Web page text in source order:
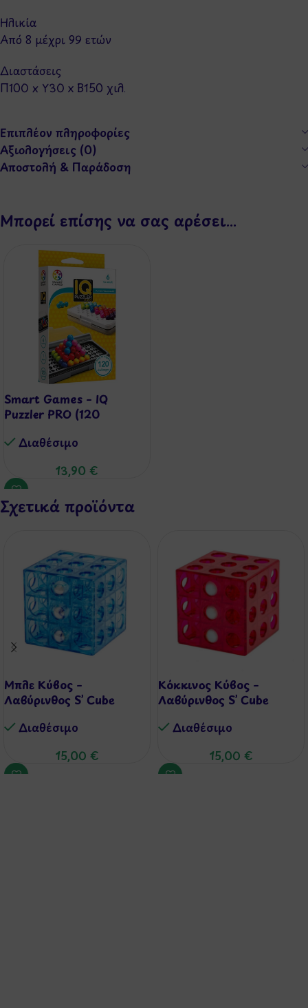
Ηλικία
Από 8 μέχρι 99 ετών
Διαστάσεις
Π100 x Y30 x Β150 χιλ.
Επιπλέον πληροφορίες
Αξιολογήσεις (0)
Αποστολή & Παράδοση
Μπορεί επίσης να σας αρέσει…
Smart Games – IQ
Puzzler PRO (120
Διαθέσιμo
13,90 €
Σχετικά προϊόντα
Μπλε Κύβος –
Λαβύρινθος S’ Cube
Διαθέσιμo
15,00 €
Κόκκινος Κύβος –
Λαβύρινθος S’ Cube
Διαθέσιμo
15,00 €